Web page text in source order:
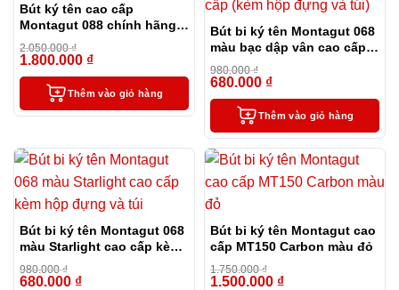
Bút ký tên cao cấp
Montagut 088 chính hãng
màu đen tặng kèm 3 ngòi,
túi và hộp
2.050.000₫
1.800.000 ₫
Thêm vào giỏ hàng
Bút bi ký tên Montagut 068
màu bạc dập vân cao cấp
(kèm hộp đựng và túi)
980.000₫
680.000 ₫
Thêm vào giỏ hàng
Bút bi ký tên Montagut 068
màu Starlight cao cấp kèm
hộp đựng và túi
980.000₫
680.000 ₫
Bút bi ký tên Montagut cao
cấp MT150 Carbon màu đỏ
1.750.000₫
1.500.000 ₫